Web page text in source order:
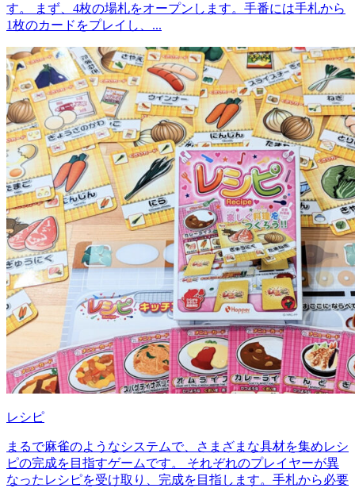
す。 まず、4枚の場札をオープンします。手番には手札から
1枚のカードをプレイし、...
レシピ
まるで麻雀のようなシステムで、さまざまな具材を集めレシ
ピの完成を目指すゲームです。 それぞれのプレイヤーが異
なったレシピを受け取り、完成を目指します。手札から必要